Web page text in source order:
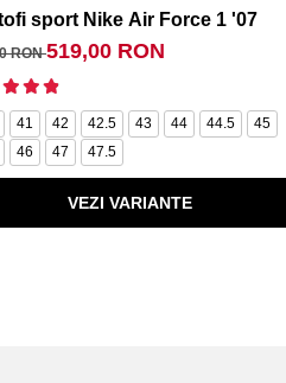
sport Nike Air Force 1 '07
RON519,00 RON
41 42 42.5 43 44 44.5
45
46 47 47.5
VEZI VARIANTE